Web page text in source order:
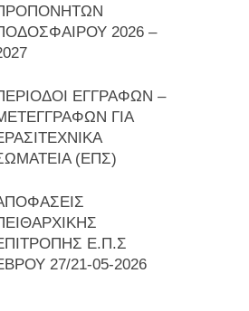
2026 –
ΕΓΓΡΑΦΩΝ –
ΓΙΑ
(ΕΠΣ)
Ε.Π.Σ
27/21-05-2026